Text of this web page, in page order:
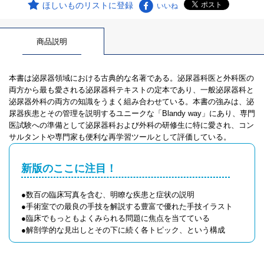
ほしいものリストに登録 いいね
商品説明
本書は泌尿器領域における古典的な名著である。泌尿器科医と外科医の
両方から最も愛される泌尿器科テキストの定本であり、一般泌尿器科と
泌尿器外科の両方の知識をうまく組み合わせている。本書の強みは、泌
尿器疾患とその管理を説明するユニークな「Blandy way」にあり、専門
医試験への準備として泌尿器科および外科の研修生に特に愛され、コン
サルタントや専門家も便利な再学習ツールとして評価している。
新版のここに注目！
●数百の臨床写真を含む、明瞭な疾患と症状の説明
●手術室での最良の手技を解説する豊富で優れた手技イラスト
●臨床でもっともよくみられる問題に焦点を当てている
●解剖学的な見出しとその下に続く各トピック、という構成